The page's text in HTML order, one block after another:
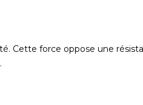
Cette force oppose une